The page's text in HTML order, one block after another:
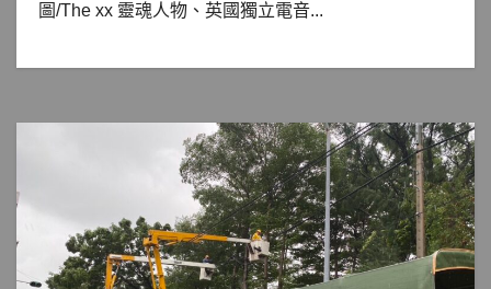
圖/The xx 靈魂人物、英國獨立電音...